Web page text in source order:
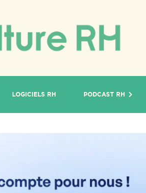
LOGICIELS RH PODCAST RH